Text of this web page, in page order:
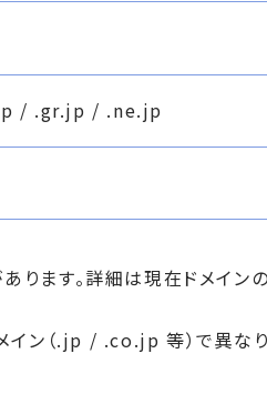
/ .gr.jp / .ne.jp
ります。詳細は現在ドメイ
ン（.jp / .co.jp 等）で異な